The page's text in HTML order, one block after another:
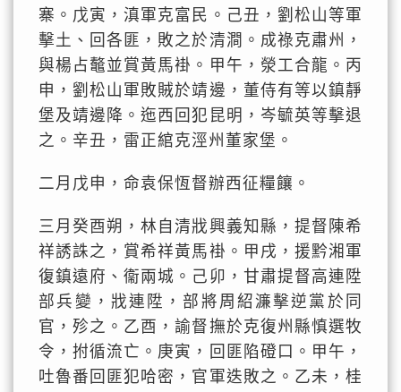
寨。戊寅，滇軍克富民。己丑，劉松山等軍
擊土、回各匪，敗之於清澗。成祿克肅州，
與楊占鼇並賞黃馬褂。甲午，滎工合龍。丙
申，劉松山軍敗賊於靖邊，董侍有等以鎮靜
堡及靖邊降。迤西回犯昆明，岑毓英等擊退
之。辛丑，雷正綰克涇州董家堡。
二月戊申，命袁保恆督辦西征糧饟。
三月癸酉朔，林自清戕興義知縣，提督陳希
祥誘誅之，賞希祥黃馬褂。甲戌，援黔湘軍
復鎮遠府、衞兩城。己卯，甘肅提督高連陞
部兵變，戕連陞，部將周紹濂擊逆黨於同
官，殄之。乙酉，諭督撫於克復州縣慎選牧
令，拊循流亡。庚寅，回匪陷磴口。甲午，
吐魯番回匪犯哈密，官軍迭敗之。乙未，桂